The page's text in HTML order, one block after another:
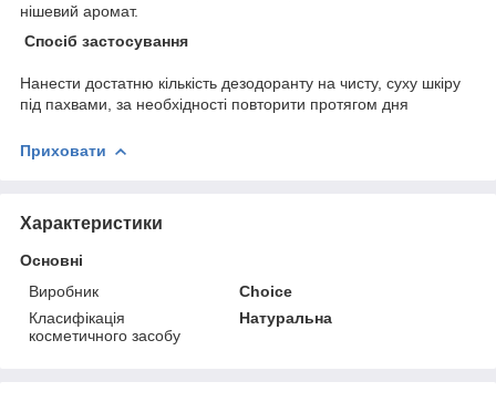
нішевий аромат.
Спосіб застосування
Нанести достатню кількість дезодоранту на чисту, суху шкіру
під пахвами, за необхідності повторити протягом дня
Приховати
Характеристики
Основні
Виробник
Choice
Класифікація
косметичного засобу
Натуральна